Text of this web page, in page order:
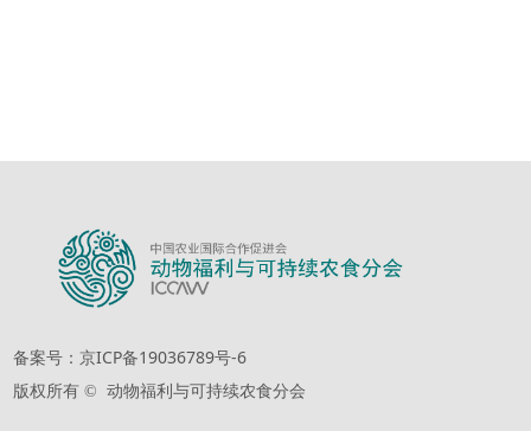
版权所有 © 动物福利与可持续农食分会
备案号：京ICP备19036789号-6